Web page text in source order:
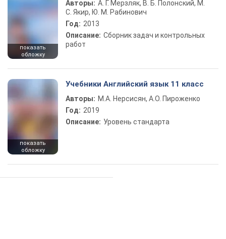
показать
обложку
Авторы: А. Г. Мерзляк, В. Б. Полонский, М.
С. Якир, Ю. М. Рабинович
Год: 2013
Описание: Сборник задач и контрольных
работ
показать
обложку
Учебники Английский язык 11 класс
Авторы: М.А. Нерсисян, А.О. Пироженко
Год: 2019
Описание: Уровень стандарта